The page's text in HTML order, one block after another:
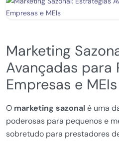
Marketing
Avançadas para
Empresas e MEIs
O marketing sazonalé uma
poderosas para pequenos e
sobretudo para prestadores